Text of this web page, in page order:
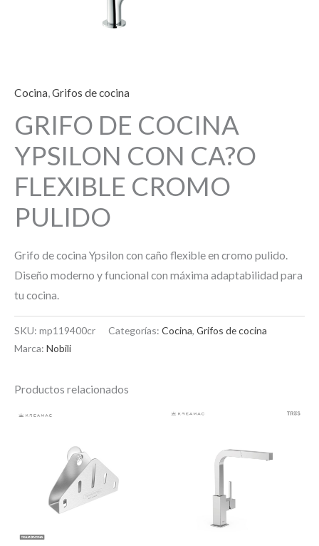
Cocina,Grifos de cocina
GRIFO DE COCINA
YPSILON CON CA?O
FLEXIBLE CROMO
PULIDO
Grifo de cocina Ypsilon con caño flexible en cromo pulido.
Diseño moderno y funcional con máxima adaptabilidad para
tu cocina.
SKU: mp119400cr Categorías: Cocina, Grifos de cocina
Marca: Nobili
Productos relacionados